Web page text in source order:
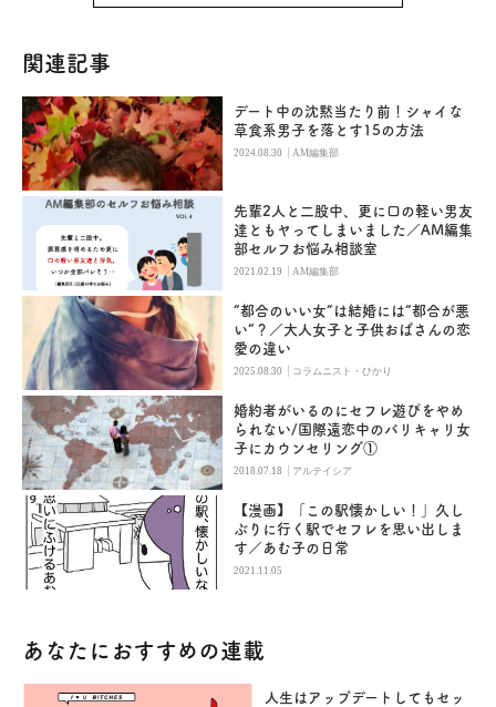
関連記事
デート中の沈黙当たり前！シャイな
草食系男子を落とす15の方法
2024.08.30 |AM編集部
先輩2人と二股中、更に口の軽い男友
達ともヤってしまいました／AM編集
部セルフお悩み相談室
2021.02.19 |AM編集部
“都合のいい女”は結婚には“都合が悪
い”？／大人女子と子供おばさんの恋
愛の違い
2025.08.30 | コラムニスト・ひかり
婚約者がいるのにセフレ遊びをやめ
られない/国際遠恋中のバリキャリ女
子にカウンセリング①
2018.07.18 | アルテイシア
【漫画】「この駅懐かしい！」久し
ぶりに行く駅でセフレを思い出しま
す／あむ子の日常
2021.11.05
あなたにおすすめの連載
人生はアップデートしてもセッ